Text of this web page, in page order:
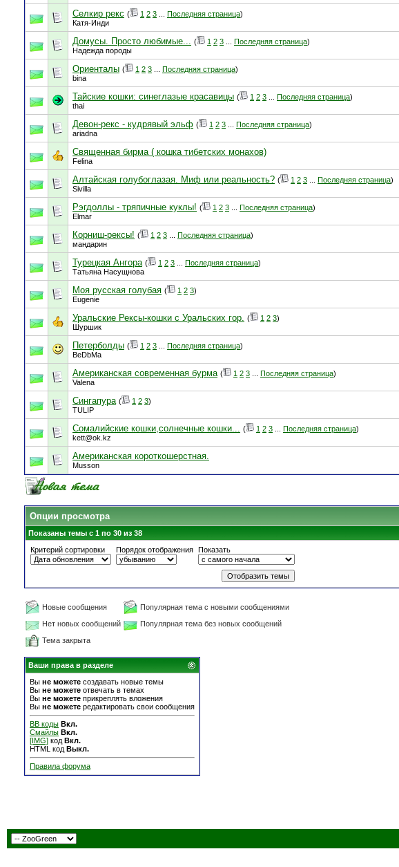
Селкир рекс ( 1 2 3 Последняя страница)
Катя-Инди
Домусы. Просто любимые... ( 1 2 3 Последняя страница)
Надежда породы
Ориенталы ( 1 2 3 Последняя страница)
bina
Тайские кошки: синеглазые красавицы ( 1 2 3 Последняя страница)
thai
Девон-рекс - кудрявый эльф ( 1 2 3 Последняя страница)
ariadna
Священная бирма ( кошка тибетских монахов)
Felina
Алтайская голубоглазая. Миф или реальность? ( 1 2 3 Последняя страница)
Sivilla
Рэгдоллы - тряпичные куклы! ( 1 2 3 Последняя страница)
Elmar
Корниш-рексы! ( 1 2 3 Последняя страница)
мандарин
Турецкая Ангора ( 1 2 3 Последняя страница)
Татьяна Насущнова
Моя русская голубая ( 1 2 3)
Eugenie
Уральские Рексы-кошки с Уральских гор. ( 1 2 3)
Шуршик
Петерболды ( 1 2 3 Последняя страница)
BeDbMa
Американская современная бурма ( 1 2 3 Последняя страница)
Valena
Cингапура ( 1 2 3)
TULIP
Сомалийские кошки,солнечные кошки... ( 1 2 3 Последняя страница)
kett@ok.kz
Американская короткошерстная.
Musson
Опции просмотра
Показаны темы с 1 по 30 из 38
Критерий сортировки
Порядок отображения Показать
Новые сообщения
Популярная тема с новыми сообщениями
Нет новых сообщений
Популярная тема без новых сообщений
Тема закрыта
Ваши права в разделе
Вы не можете создавать новые темы
Вы не можете отвечать в темах
Вы не можете прикреплять вложения
Вы не можете редактировать свои сообщения
BB коды Вкл.
Смайлы Вкл.
[IMG] код Вкл.
HTML код Выкл.
Правила форума